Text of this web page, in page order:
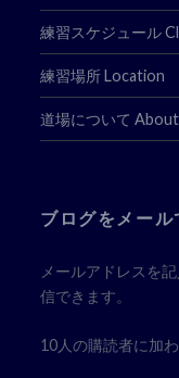
練習スケジュール
練習場所 Location
道場について
ブログをメール
メールアドレスを
信できます。
10人の購読者に加